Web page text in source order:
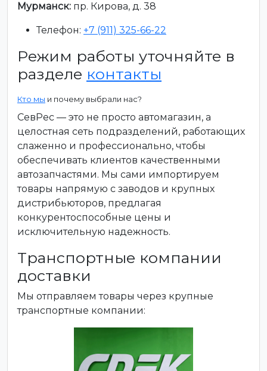
Мурманск: пр. Кирова, д. 38
Телефон: +7 (911) 325-66-22
Режим работы уточняйте в
разделе контакты
Кто мы и почему выбрали нас?
СевРес — это не просто автомагазин, а
целостная сеть подразделений, работающих
слаженно и профессионально, чтобы
обеспечивать клиентов качественными
автозапчастями. Мы сами импортируем
товары напрямую с заводов и крупных
дистрибьюторов, предлагая
конкурентоспособные цены и
исключительную надежность.
Транспортные компании
доставки
Мы отправляем товары через крупные
транспортные компании: